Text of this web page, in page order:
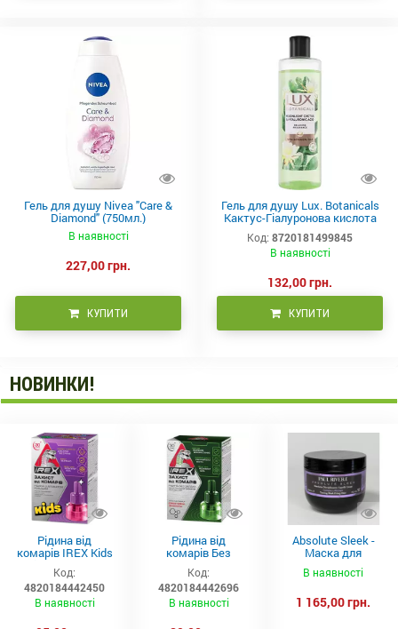
Гель для душу Nivea "Care &
Diamond" (750мл.)
В наявності
227,00 грн.
КУПИТИ
Гель для душу Lux. Botanicals
Кактус-Гіалуронова кислота
480 мл
Код: 8720181499845
В наявності
132,00 грн.
КУПИТИ
НОВИНКИ!
Рідина від
комарів IREX Kids
д/дітей (30 ночей),
20мл
Код:
4820184442450
В наявності
Рідина від
комарів Без
запаху IREX (30
ночей), 20мл
Код:
4820184442696
В наявності
Absolute Sleek -
Маска для
неслухняного
волосся 300 мл
В наявності
1 165,00 грн.